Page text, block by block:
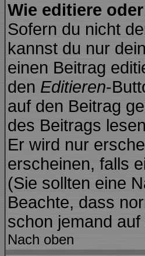
Wie editiere
Sofern du nicht
kannst du nur
einen Beitrag
den Editieren-
auf den Beitrag
des Beitrags
Er wird nur
erscheinen, falls
(Sie sollten eine
Beachte, dass
schon jemand
Nach oben